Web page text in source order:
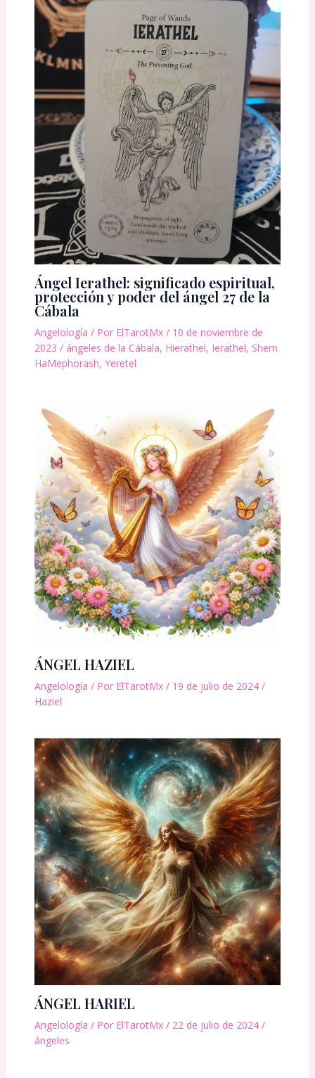
Ángel Ierathel: significado espiritual,
protección y poder del ángel 27 de la
Cábala
Angelología / Por ElTarotMx / 10 de noviembre de
2023 / ángeles de la Cábala, Hierathel, Ierathel, Shem
HaMephorash, Yeretel
ÁNGEL HAZIEL
Angelología / Por ElTarotMx / 19 de julio de 2024 /
Haziel
ÁNGEL HARIEL
Angelología / Por ElTarotMx / 22 de julio de 2024 /
ángeles